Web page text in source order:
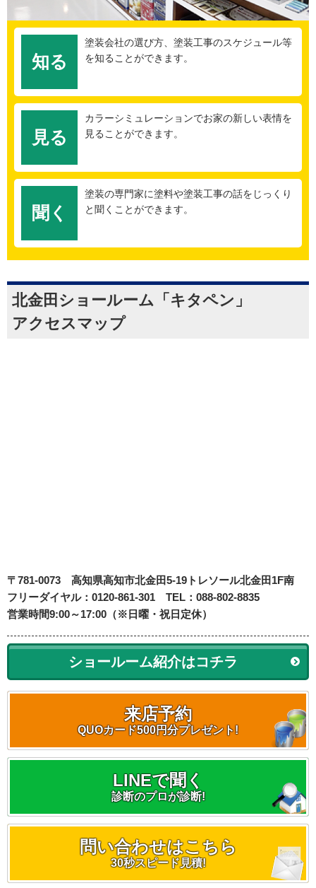
知る
塗装会社の選び方、塗装工事のスケジュール等
を知ることができます。
見る
カラーシミュレーションでお家の新しい表情を
見ることができます。
聞く
塗装の専門家に塗料や塗装工事の話をじっくり
と聞くことができます。
北金田ショールーム「キタペン」
アクセスマップ
〒781-0073 高知県高知市北金田5-19 トレソール北金田1F南
フリーダイヤル：0120-861-301 TEL：088-802-8835
営業時間9:00～17:00（※日曜・祝日定休）
ショールーム紹介はコチラ
来店予約
QUOカード500円分プレゼント!
LINEで聞く
診断のプロが診断!
問い合わせはこちら
30秒スピード見積!